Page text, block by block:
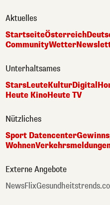
Aktuelles
StartseiteÖsterreich
CommunityWetter
Unterhaltsames
StarsLeuteKulturDigital
Heute KinoHeute TV
Nützliches
Sport Datencenter
Wohnen
Externe Angebote
NewsFlix